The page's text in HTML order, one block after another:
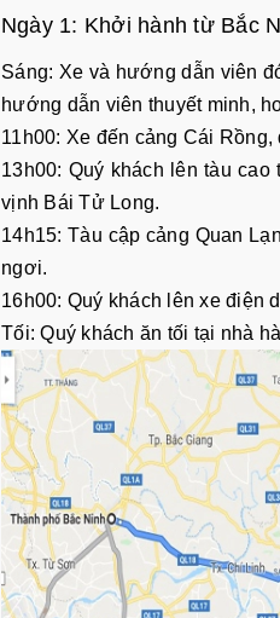
Ngày 1: Khởi hành từ Bắc
Sáng: Xe và hướng dẫn viên
hướng dẫn viên thuyết minh,
11h00: Xe đến cảng Cái
13h00: Quý khách lên tàu
vịnh Bái Tử Long.
14h15: Tàu cập cảng Quan
ngơi.
16h00: Quý khách lên xe điện
Tối: Quý khách ăn tối tại nhà